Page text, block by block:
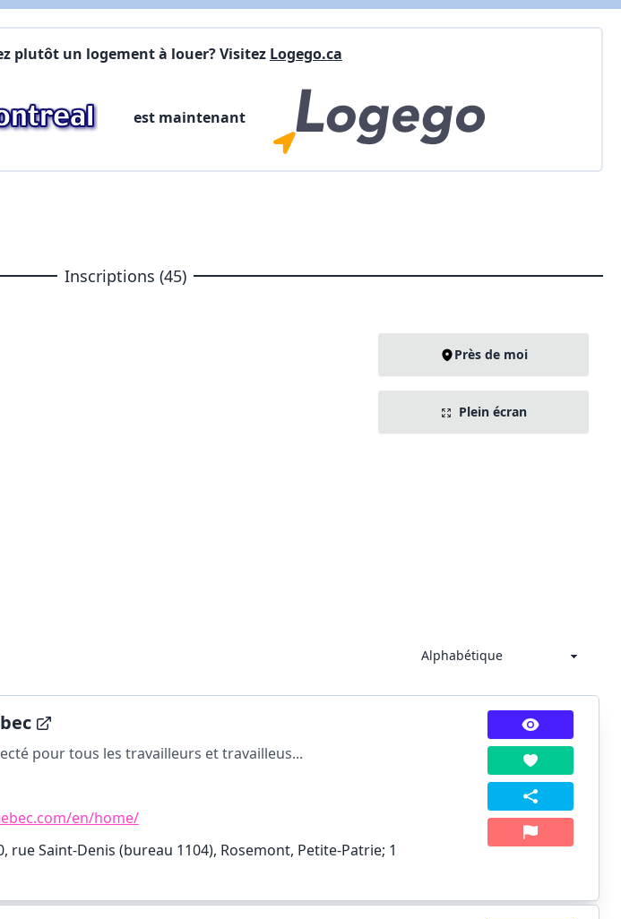
plutôt un logement à louer? Visitez Logego.ca
est maintenant
Inscriptions (45)
Près de moi
Plein écran
pour tous les travailleurs et travailleus...
en/home/
rue Saint-Denis (bureau 1104), Rosemont, Petite-Patrie; 1
X Fermer Envoyez